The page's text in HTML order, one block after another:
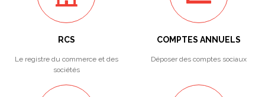
RCS
Le registre du commerce et des
sociétés
COMPTES ANNUELS
Déposer des comptes sociaux